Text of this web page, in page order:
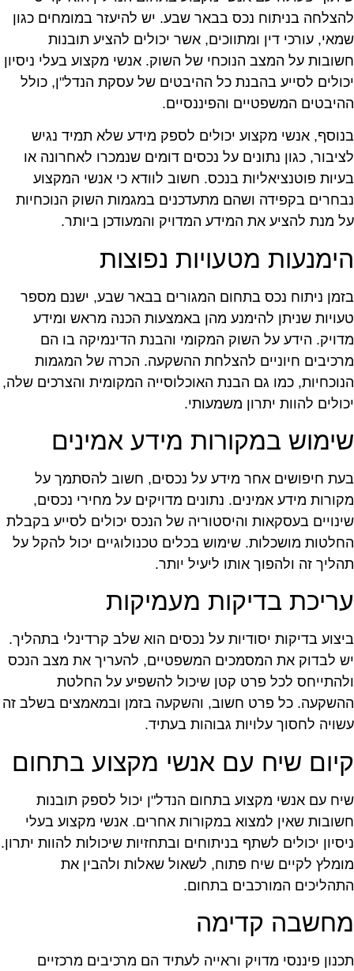
בניתוח נכס בבאר שבע. יש להיעזר במומחים כגון
עורכי דין ומתווכים, אשר יכולים להציע תובנות
על המצב הנוכחי של השוק. אנשי מקצוע בעלי ניסיון
לסייע בהבנת כל ההיבטים של עסקת הנדל"ן, כולל
המשפטיים והפיננסיים.
אנשי מקצוע יכולים לספק מידע שלא תמיד נגיש
כגון נתונים על נכסים דומים שנמכרו לאחרונה או
פוטנציאליות בנכס. חשוב לוודא כי אנשי המקצוע
בקפידה ושהם מתעדכנים במגמות השוק הנוכחיות
מנת להציע את המידע המדויק והמעודכן ביותר.
מטעויות נפוצות
ניתוח נכס בתחום המגורים בבאר שבע, ישנם מספר
שניתן להימנע מהן באמצעות הכנה מראש ומידע
הידע על השוק המקומי והבנת הדינמיקה בו הם
חיוניים להצלחת ההשקעה. הכרה של המגמות
כמו גם הבנת האוכלוסייה המקומית והצרכים שלה,
להוות יתרון משמעותי.
במקורות מידע אמינים
חיפושים אחר מידע על נכסים, חשוב להסתמך על
מידע אמינים. נתונים מדויקים על מחירי נכסים,
בעסקאות והיסטוריה של הנכס יכולים לסייע בקבלת
מושכלות. שימוש בכלים טכנולוגיים יכול להקל על
זה ולהפוך אותו ליעיל יותר.
בדיקות מעמיקות
בדיקות יסודיות על נכסים הוא שלב קרדינלי בתהליך.
לבדוק את המסמכים המשפטיים, להעריך את מצב הנכס
לכל פרט קטן שיכול להשפיע על החלטת
כל פרט חשוב, והשקעה בזמן ובמאמצים בשלב זה
לחסוך עלויות גבוהות בעתיד.
שיח עם אנשי מקצוע בתחום
עם אנשי מקצוע בתחום הנדל"ן יכול לספק תובנות
שאין למצוא במקורות אחרים. אנשי מקצוע בעלי
יכולים לשתף בניתוחים ובתחזיות שיכולות להוות יתרון.
לקיים שיח פתוח, לשאול שאלות ולהבין את
המורכבים בתחום.
קדימה
פיננסי מדויק וראייה לעתיד הם מרכיבים מרכזיים